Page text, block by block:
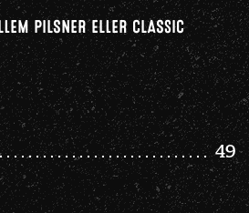
PILSNER ELLER CLASSIC
49